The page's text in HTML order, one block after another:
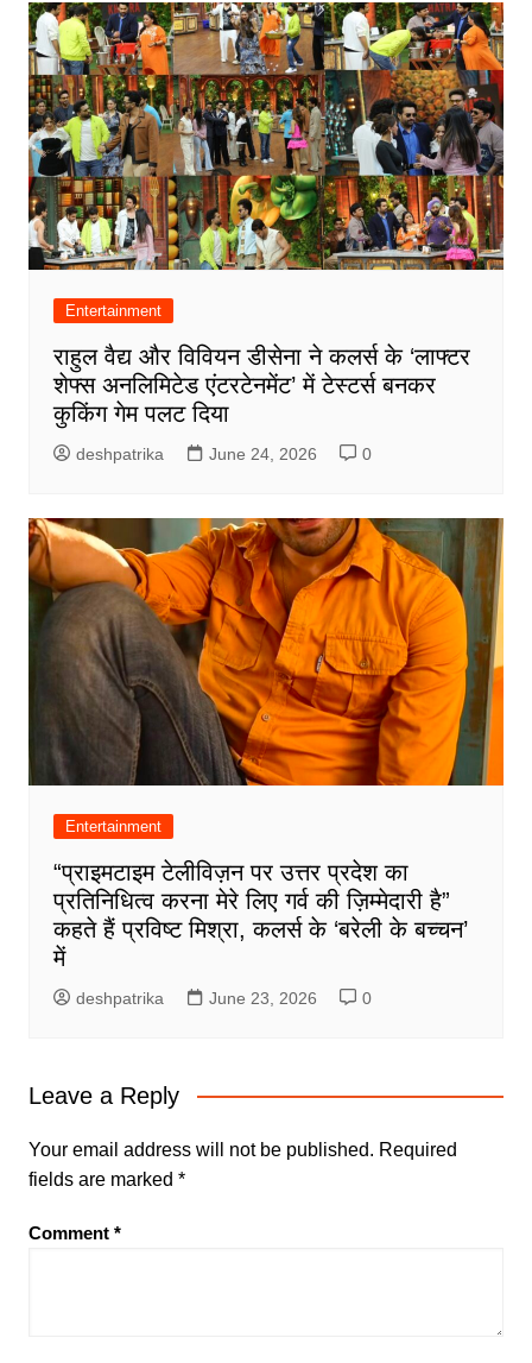
Entertainment
राहुल वैद्य और विवियन डीसेना ने कलर्स के ‘लाफ्टर
शेफ्स अनलिमिटेड एंटरटेनमेंट’ में टेस्टर्स बनकर
कुकिंग गेम पलट दिया
deshpatrika June 24, 2026 0
Entertainment
“प्राइमटाइम टेलीविज़न पर उत्तर प्रदेश का
प्रतिनिधित्व करना मेरे लिए गर्व की ज़िम्मेदारी है”
कहते हैं प्रविष्ट मिश्रा, कलर्स के ‘बरेली के बच्चन’
में
deshpatrika June 23, 2026 0
Leave a Reply
Your email address will not be published. Required
fields are marked *
Comment *